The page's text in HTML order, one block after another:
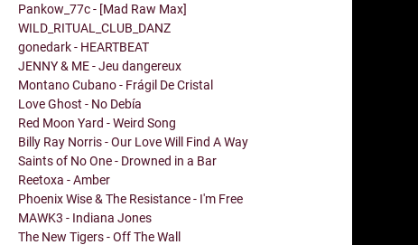
Pankow_77c - [Mad Raw Max]
WILD_RITUAL_CLUB_DANZ
gonedark - HEARTBEAT
JENNY & ME - Jeu dangereux
Montano Cubano - Frágil De Cristal
Love Ghost - No Debía
Red Moon Yard - Weird Song
Billy Ray Norris - Our Love Will Find A Way
Saints of No One - Drowned in a Bar
Reetoxa - Amber
Phoenix Wise & The Resistance - I'm Free
MAWK3 - Indiana Jones
The New Tigers - Off The Wall